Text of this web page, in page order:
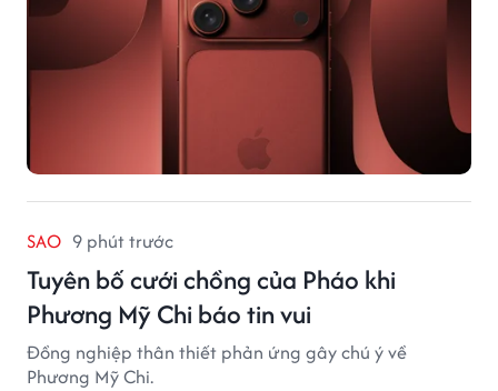
SAO 9 phút trước
Tuyên bố cưới chồng của Pháo khi
Phương Mỹ Chi báo tin vui
Đồng nghiệp thân thiết phản ứng gây chú ý về
Phương Mỹ Chi.